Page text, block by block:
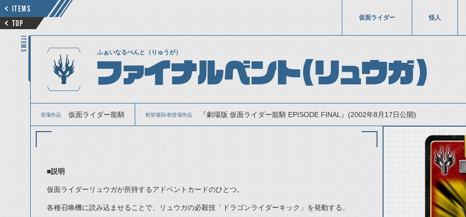
ITEMS
TOP
仮面ライダー 怪人
ITEMS
ふぁいなるべんと（りゅうが）
ファイナルベント（リュウガ）
登場作品 仮面ライダー龍騎 初登場回/初登場作品 『劇場版 仮面ライダー龍騎 EPISODE FINAL』(2002年8月17日公開)
■説明
仮面ライダーリュウガが所持するアドベントカードのひとつ。
各種召喚機に読み込ませることで、リュウガの必殺技「ドラゴンライダーキック」を発動する。